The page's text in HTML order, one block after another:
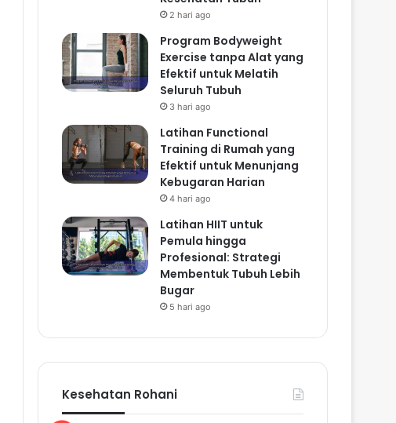
2 hari ago
Program Bodyweight
Exercise tanpa Alat yang
Efektif untuk Melatih
Seluruh Tubuh
3 hari ago
Latihan Functional
Training di Rumah yang
Efektif untuk Menunjang
Kebugaran Harian
4 hari ago
Latihan HIIT untuk
Pemula hingga
Profesional: Strategi
Membentuk Tubuh Lebih
Bugar
5 hari ago
Kesehatan Rohani